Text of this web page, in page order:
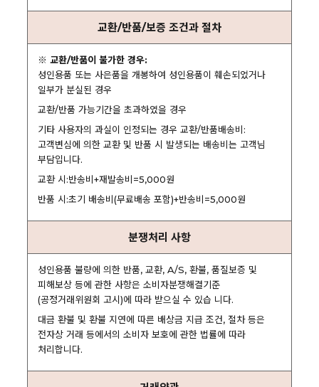
교환/반품/보증 조건과 절차
※ 교환/반품이 불가한 경우:
성인용품 또는 사은품을 개봉하여 성인용품이 훼손되었거나
일부가 분실된 경우
교환/반품 가능기간을 초과하였을 경우
기타 사용자의 과실이 인정되는 경우 교환/반품배송비:
고객변심에 의한 교환 및 반품 시 발생되는 배송비는 고객님
부담입니다.
교환 시:반송비+재발송비=5,000원
반품 시:초기 배송비(무료배송 포함)+반송비=5,000원
분쟁처리 사항
성인용품 불량에 의한 반품, 교환, A/S, 환불, 품질보증 및
피해보상 등에 관한 사항은 소비자분쟁해결기준
(공정거래위원회 고시)에 따라 받으실 수 있습 니다.
대금 환불 및 환불 지연에 따른 배상금 지급 조건, 절차 등은
전자상 거래 등에서의 소비자 보호에 관한 법률에 따라
처리합니다.